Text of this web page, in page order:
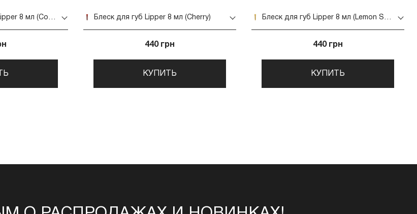
Блеск для губ Lipss Lipper 8 мл (Coffee) Блеск для губ Lipper 8 мл (Cherry)
440 грн
КУПИТЬ
Блеск для губ Lipper 8 мл (Lemon Sorbet)
440 грн
КУПИТЬ